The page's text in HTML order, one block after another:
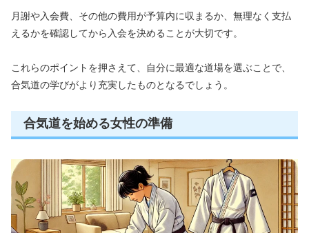
月謝や入会費、その他の費用が予算内に収まるか、無理なく支払
えるかを確認してから入会を決めることが大切です。
これらのポイントを押さえて、自分に最適な道場を選ぶことで、
合気道の学びがより充実したものとなるでしょう。
合気道を始める女性の準備